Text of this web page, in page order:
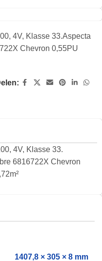
4V, Klasse 33.Aspecta
Chevron 0,55PU
4V, Klasse 33.
6816722X Chevron
1407,8 × 305 × 8 mm